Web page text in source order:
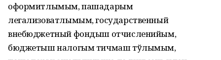
оформитлымым, пашадарым
легализоватлымым, государственный
внебюджетный фондыш отчисленийым,
бюджетыш налогым тичмаш тўлымым,